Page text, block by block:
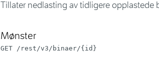
Tillater nedlasting av tidligere opplastede
Mønster
GET /rest/v3/binaer/{id}